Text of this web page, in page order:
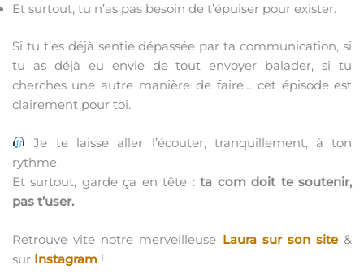
Et surtout, tu n’as pas besoin de t’épuiser pour exister.
Si tu t’es déjà sentie dépassée par ta communication, si
tu as déjà eu envie de tout envoyer balader, si tu
cherches une autre manière de faire… cet épisode est
clairement pour toi.
Je te laisse aller l’écouter, tranquillement, à ton
rythme.
Et surtout, garde ça en tête :ta com doit te soutenir,
pas t’user.
Retrouve vite notre merveilleuse Laura sur son site&
sur Instagram!